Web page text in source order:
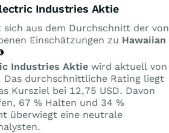
Industries Aktie
aus dem Durchschnitt der von
Einschätzungen zu Hawaiian
Industries Aktie wird aktuell von
Das durchschnittliche Rating liegt
Kursziel bei 12,75 USD. Davon
67 % Halten und 34 %
überwiegt eine neutrale